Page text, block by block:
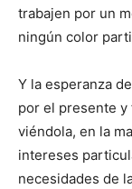
trabajen por un
ningún color
Y la esperanza
por el presente
viéndola, en la
intereses
necesidades de